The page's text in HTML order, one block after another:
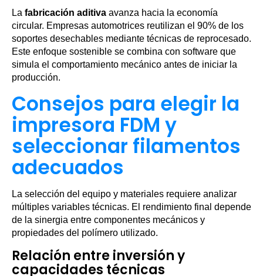
La fabricación aditiva avanza hacia la economía
circular. Empresas automotrices reutilizan el 90% de los
soportes desechables mediante técnicas de reprocesado.
Este enfoque sostenible se combina con software que
simula el comportamiento mecánico antes de iniciar la
producción.
Consejos para elegir la
impresora FDM y
seleccionar filamentos
adecuados
La selección del equipo y materiales requiere analizar
múltiples variables técnicas. El rendimiento final depende
de la sinergia entre componentes mecánicos y
propiedades del polímero utilizado.
Relación entre inversión y
capacidades técnicas